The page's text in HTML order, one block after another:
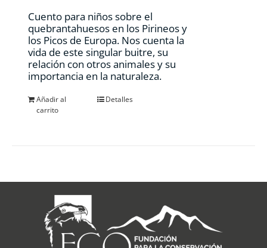
Cuento para niños sobre el
quebrantahuesos en los Pirineos y
los Picos de Europa. Nos cuenta la
vida de este singular buitre, su
relación con otros animales y su
importancia en la naturaleza.
Añadir al
carrito
Detalles